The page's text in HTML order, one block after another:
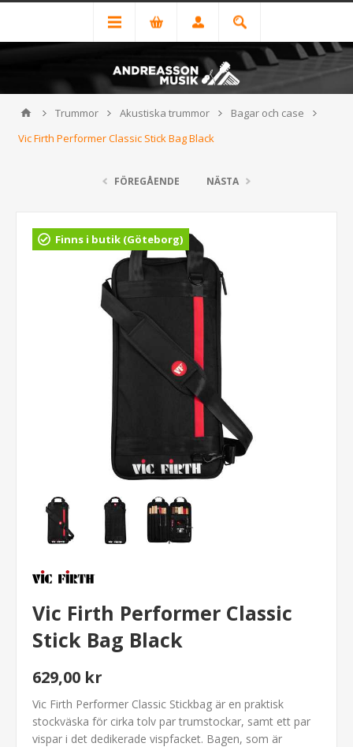
Trummor Akustiska trummor
Bagar och case
Vic Firth Performer Classic Stick Bag Black
FÖREGÅENDE NÄSTA
Finns i butik (Göteborg)
Vic Firth Performer Classic
Stick Bag Black
629,00 kr
Vic Firth Performer Classic Stickbag är en praktisk
stockväska för cirka tolv par trumstockar, samt ett par
vispar i det dedikerade vispfacket. Bagen, som är